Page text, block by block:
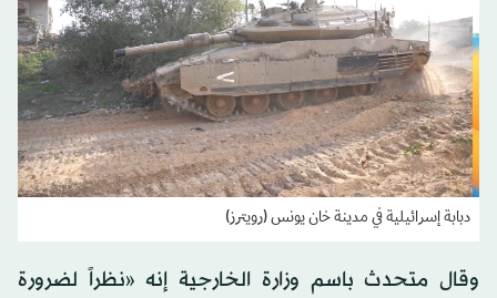
دبابة إسرائيلية في مدينة خان يونس (رويترز)
وقال متحدث باسم وزارة الخارجية إنه «نظراً لضرورة